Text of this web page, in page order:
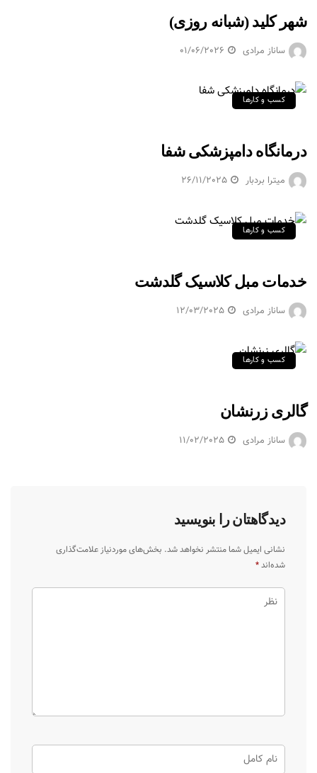
شهر کلید (شبانه روزی)
ساناز مرادی 01/06/2026
کسب و کارها
درمانگاه دامپزشکی شفا
میترا بردبار 26/11/2025
کسب و کارها
خدمات مبل کلاسیک گلدشت
ساناز مرادی 12/03/2025
کسب و کارها
گالری زرنشان
ساناز مرادی 11/02/2025
دیدگاهتان را بنویسید
نشانی ایمیل شما منتشر نخواهد شد. بخش‌های موردنیاز علامت‌گذاری
شده‌اند*